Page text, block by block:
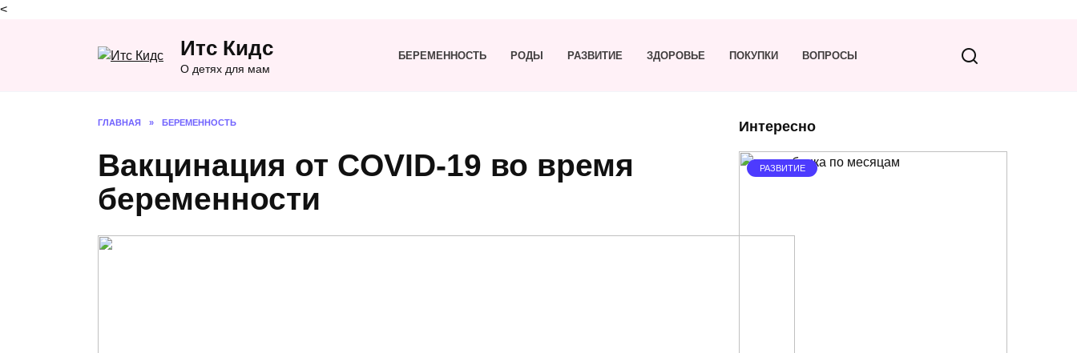
<
Итс Кидс
О детях для мам
БЕРЕМЕННОСТЬ РОДЫ РАЗВИТИЕ ЗДОРОВЬЕ ПОКУПКИ ВОПРОСЫ
ГЛАВНАЯ » БЕРЕМЕННОСТЬ
Вакцинация от COVID-19 во время
беременности
Интересно
РАЗВИТИЕ